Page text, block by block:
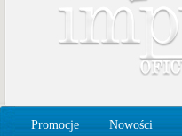
Promocje Nowości